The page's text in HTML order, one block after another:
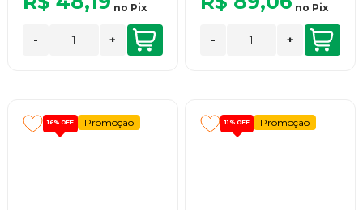
no Pix
- +
no Pix
- +
16% OFF Promoção 11% OFF Promoção